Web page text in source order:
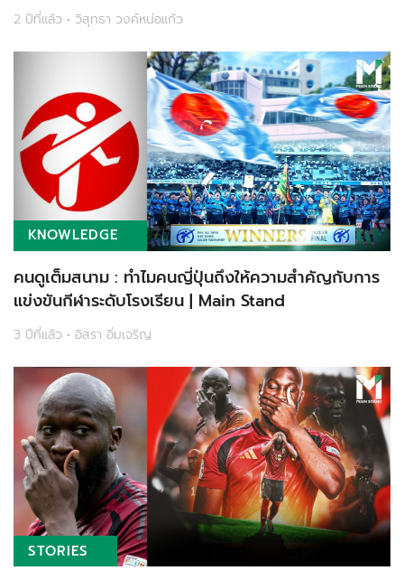
2 ปีที่แล้ว • วิสุทธา วงค์หน่อแก้ว
KNOWLEDGE
คนดูเต็มสนาม : ทำไมคนญี่ปุ่นถึงให้ความสำคัญกับการ
แข่งขันกีฬาระดับโรงเรียน | Main Stand
3 ปีที่แล้ว • อิสรา อิ่มเจริญ
STORIES